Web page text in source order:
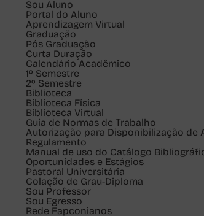
Sou Aluno
Portal do Aluno
Aprendizagem Virtual
Graduação
Pós Graduação
Curta Duração
Calendário Acadêmico
1º Semestre
2º Semestre
Biblioteca
Biblioteca Física
Biblioteca Virtual
Guia de Normas de Trabalho
Autorização para Disponibilização de
Regulamento
Manual de uso do Catálogo
Oportunidades e Estágios
Pastoral Universitária
Colação de Grau-Diploma
Sou Professor
Sou Egresso
Rede Fapconianos